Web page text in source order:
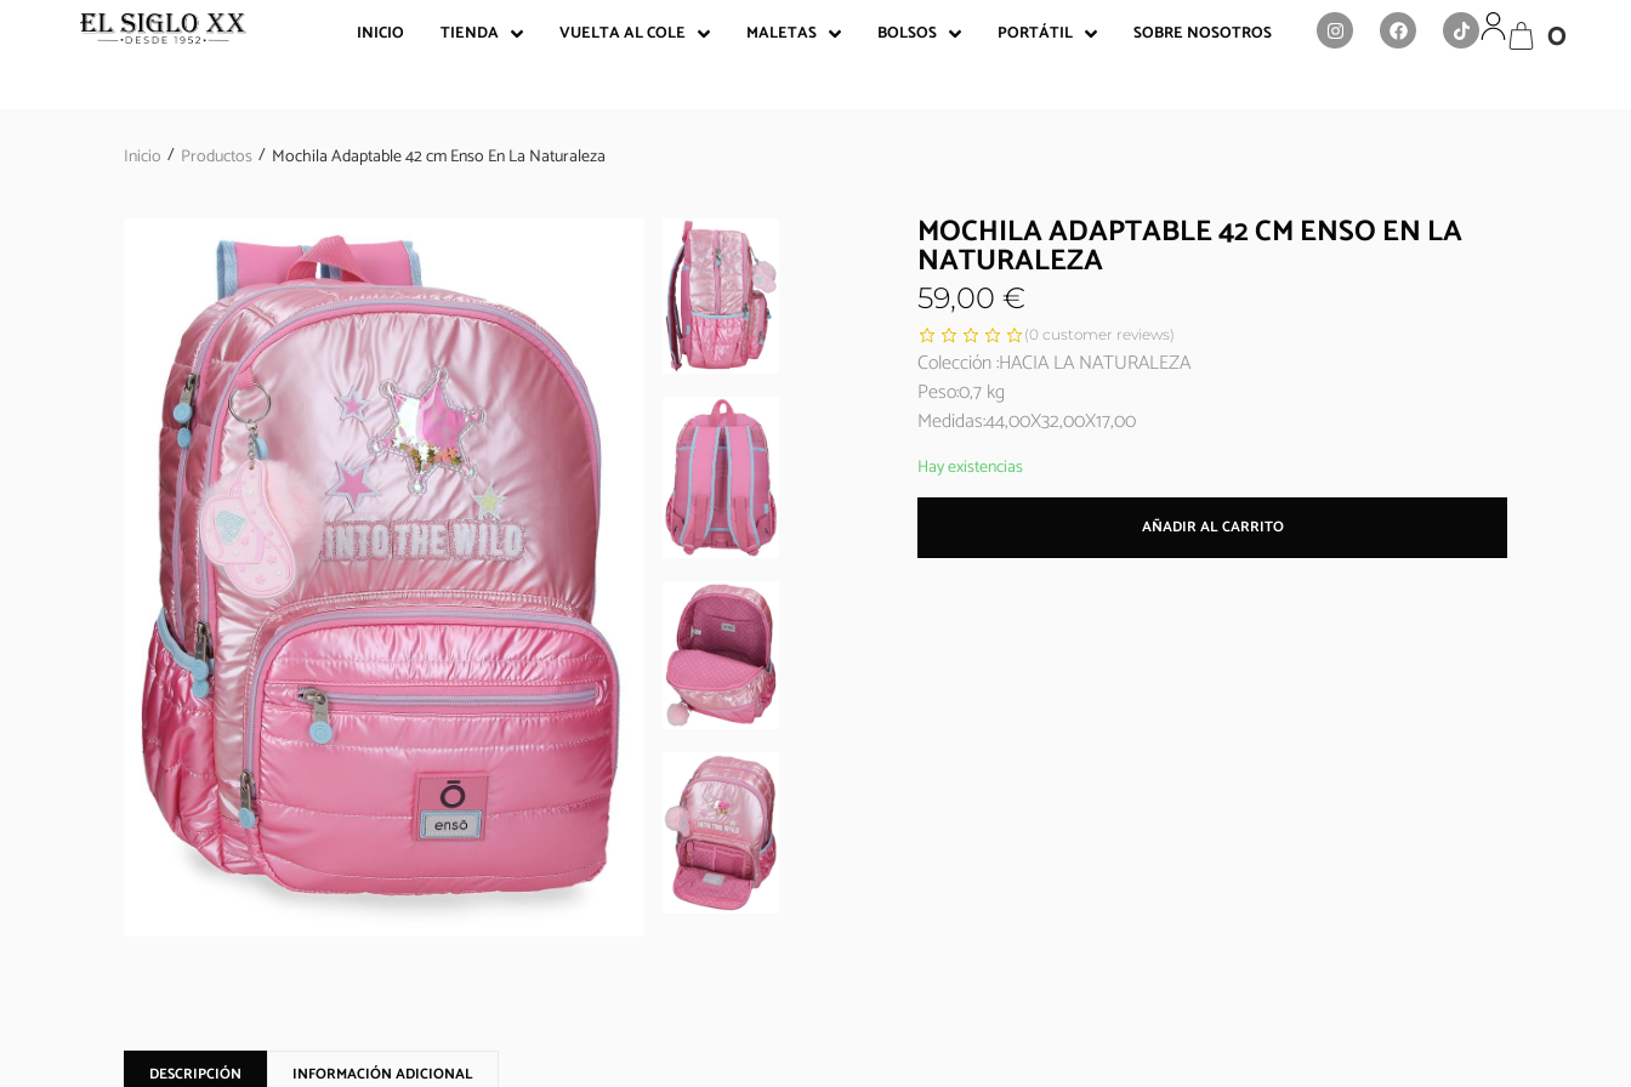
INICIO TIENDA VUELTA AL COLE MALETAS BOLSOS PORTÁTIL SOBRE NOSOTROS 0
Inicio / Productos / Mochila Adaptable 42 cm Enso En La Naturaleza
MOCHILA ADAPTABLE 42 CM ENSO EN LA
NATURALEZA
59,00 €
(0 customer reviews)
Colección :HACIA LA NATURALEZA
Peso:0,7 kg
Medidas:44,00X32,00X17,00
Hay existencias
AÑADIR AL CARRITO
DESCRIPCIÓN INFORMACIÓN ADICIONAL